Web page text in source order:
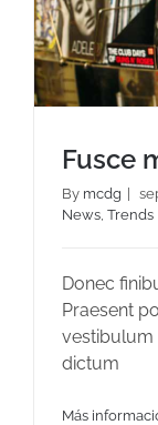
Fusce
By mcdg
News, Trends
Donec
Praesent
vestibulum
dictum
Más